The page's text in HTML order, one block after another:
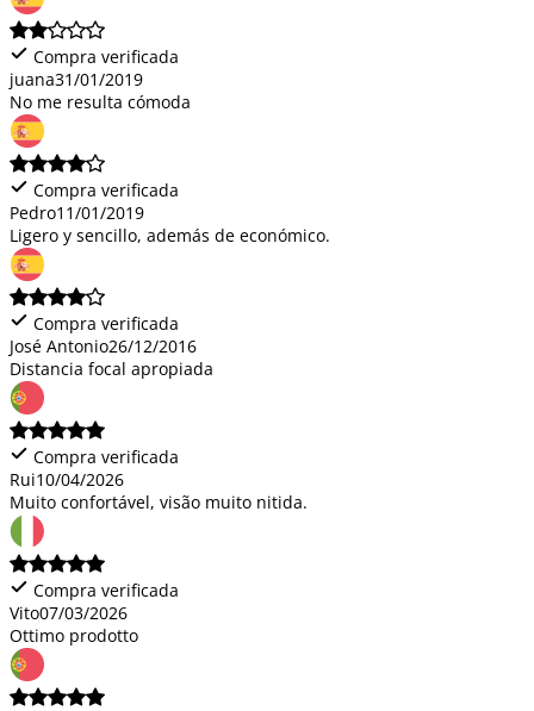
Compra verificada
juana31/01/2019
No me resulta cómoda
Compra verificada
Pedro11/01/2019
Ligero y sencillo, además de económico.
Compra verificada
José Antonio26/12/2016
Distancia focal apropiada
Compra verificada
Rui10/04/2026
Muito confortável, visão muito nitida.
Compra verificada
Vito07/03/2026
Ottimo prodotto